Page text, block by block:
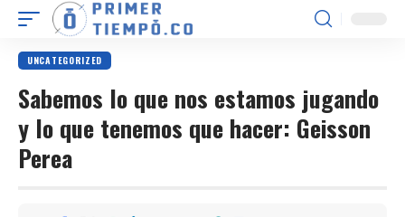
UNCATEGORIZED
Sabemos lo que nos estamos jugando
y lo que tenemos que hacer: Geisson
Perea